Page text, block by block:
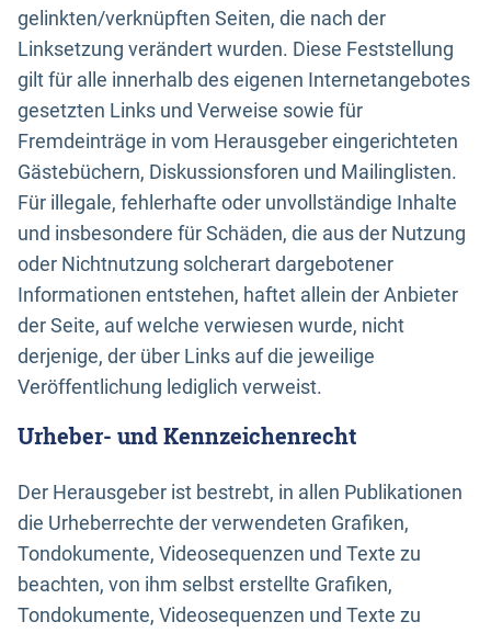
gelinkten/verknüpften Seiten, die nach der
Linksetzung verändert wurden. Diese Feststellung
gilt für alle innerhalb des eigenen Internetangebotes
gesetzten Links und Verweise sowie für
Fremdeinträge in vom Herausgeber eingerichteten
Gästebüchern, Diskussionsforen und Mailinglisten.
Für illegale, fehlerhafte oder unvollständige Inhalte
und insbesondere für Schäden, die aus der Nutzung
oder Nichtnutzung solcherart dargebotener
Informationen entstehen, haftet allein der Anbieter
der Seite, auf welche verwiesen wurde, nicht
derjenige, der über Links auf die jeweilige
Veröffentlichung lediglich verweist.
Urheber- und Kennzeichenrecht
Der Herausgeber ist bestrebt, in allen Publikationen
die Urheberrechte der verwendeten Grafiken,
Tondokumente, Videosequenzen und Texte zu
beachten, von ihm selbst erstellte Grafiken,
Tondokumente, Videosequenzen und Texte zu